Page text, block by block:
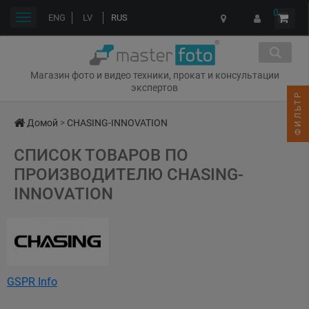
ENG LV RUS 0
Магазин фото и видео техники, прокат и консультации
экспертов
Переключить
Домой > CHASING-INNOVATION
СПИСОК ТОВАРОВ ПО
ПРОИЗВОДИТЕЛЮ CHASING-
INNOVATION
GSPR Info
ФИЛЬТР